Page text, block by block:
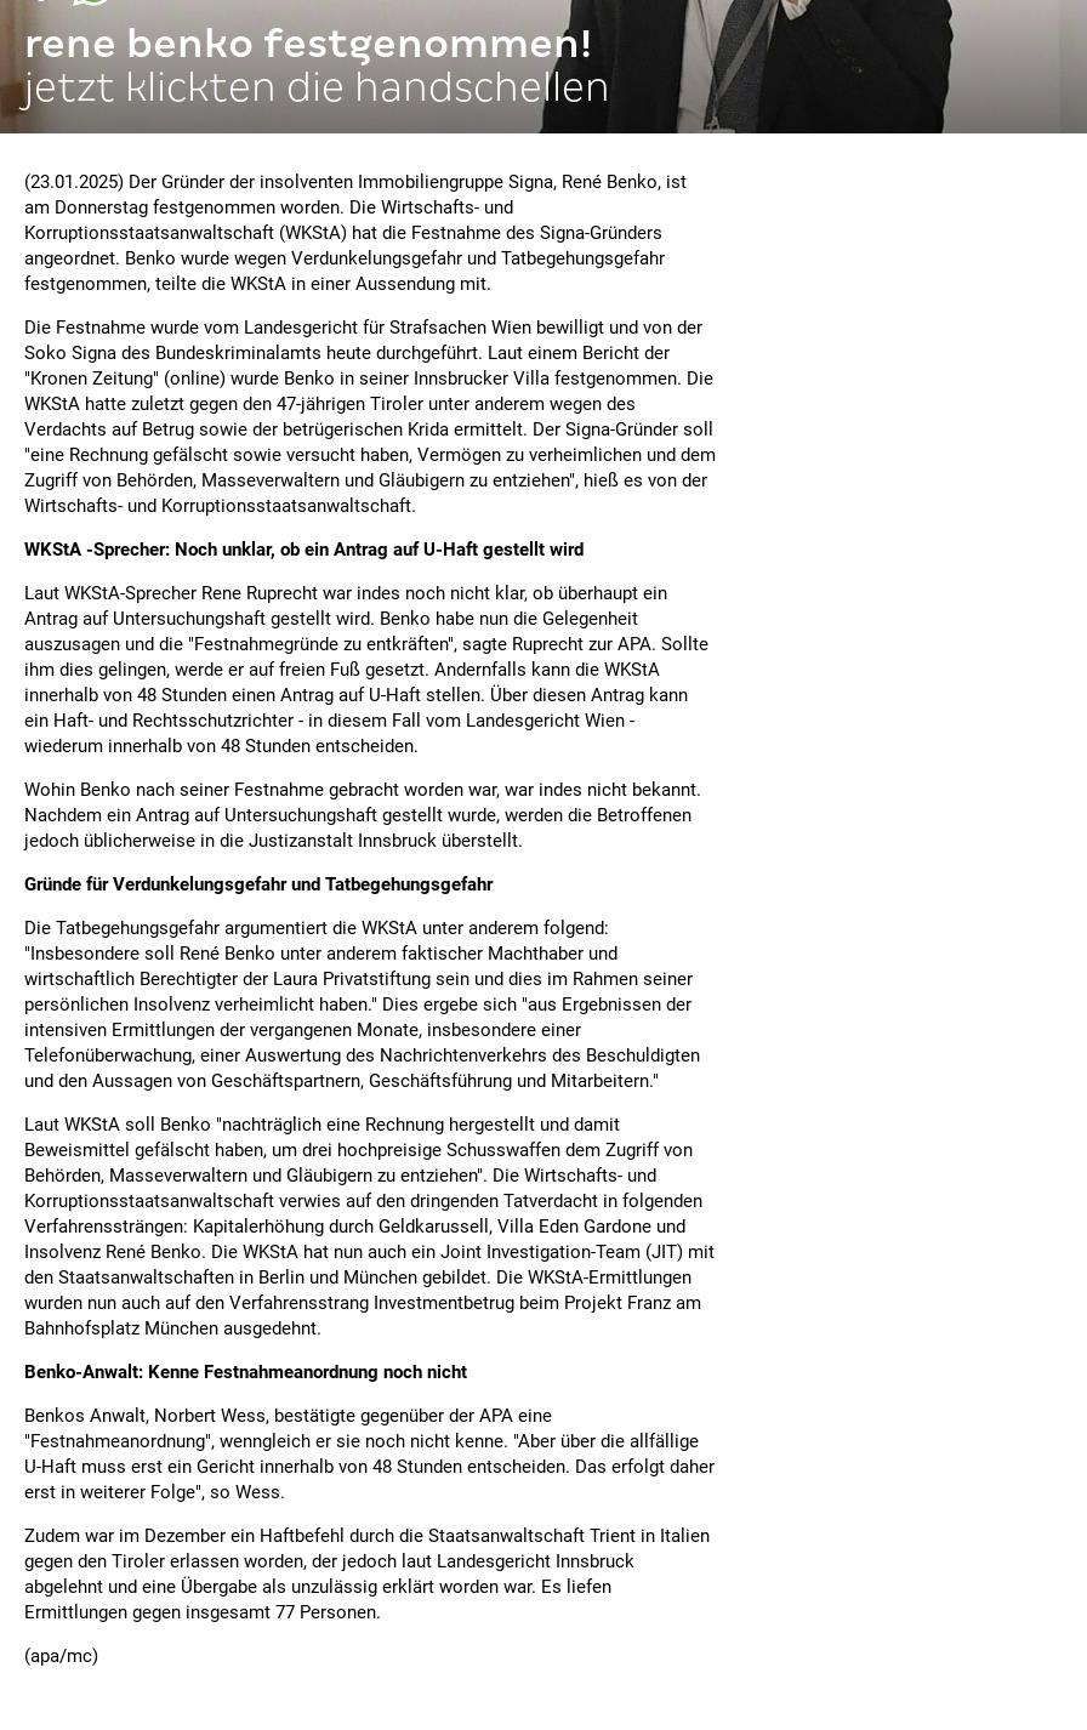
rene benko festgenommen!
jetzt klickten die handschellen
(23.01.2025) Der Gründer der insolventen Immobiliengruppe Signa, René Benko, ist
am Donnerstag festgenommen worden. Die Wirtschafts- und
Korruptionsstaatsanwaltschaft (WKStA) hat die Festnahme des Signa-Gründers
angeordnet. Benko wurde wegen Verdunkelungsgefahr und Tatbegehungsgefahr
festgenommen, teilte die WKStA in einer Aussendung mit.
Die Festnahme wurde vom Landesgericht für Strafsachen Wien bewilligt und von der
Soko Signa des Bundeskriminalamts heute durchgeführt. Laut einem Bericht der
"Kronen Zeitung" (online) wurde Benko in seiner Innsbrucker Villa festgenommen. Die
WKStA hatte zuletzt gegen den 47-jährigen Tiroler unter anderem wegen des
Verdachts auf Betrug sowie der betrügerischen Krida ermittelt. Der Signa-Gründer soll
"eine Rechnung gefälscht sowie versucht haben, Vermögen zu verheimlichen und dem
Zugriff von Behörden, Masseverwaltern und Gläubigern zu entziehen", hieß es von der
Wirtschafts- und Korruptionsstaatsanwaltschaft.
WKStA -Sprecher: Noch unklar, ob ein Antrag auf U-Haft gestellt wird
Laut WKStA-Sprecher Rene Ruprecht war indes noch nicht klar, ob überhaupt ein
Antrag auf Untersuchungshaft gestellt wird. Benko habe nun die Gelegenheit
auszusagen und die "Festnahmegründe zu entkräften", sagte Ruprecht zur APA. Sollte
ihm dies gelingen, werde er auf freien Fuß gesetzt. Andernfalls kann die WKStA
innerhalb von 48 Stunden einen Antrag auf U-Haft stellen. Über diesen Antrag kann
ein Haft- und Rechtsschutzrichter - in diesem Fall vom Landesgericht Wien -
wiederum innerhalb von 48 Stunden entscheiden.
Wohin Benko nach seiner Festnahme gebracht worden war, war indes nicht bekannt.
Nachdem ein Antrag auf Untersuchungshaft gestellt wurde, werden die Betroffenen
jedoch üblicherweise in die Justizanstalt Innsbruck überstellt.
Gründe für Verdunkelungsgefahr und Tatbegehungsgefahr
Die Tatbegehungsgefahr argumentiert die WKStA unter anderem folgend:
"Insbesondere soll René Benko unter anderem faktischer Machthaber und
wirtschaftlich Berechtigter der Laura Privatstiftung sein und dies im Rahmen seiner
persönlichen Insolvenz verheimlicht haben." Dies ergebe sich "aus Ergebnissen der
intensiven Ermittlungen der vergangenen Monate, insbesondere einer
Telefonüberwachung, einer Auswertung des Nachrichtenverkehrs des Beschuldigten
und den Aussagen von Geschäftspartnern, Geschäftsführung und Mitarbeitern."
Laut WKStA soll Benko "nachträglich eine Rechnung hergestellt und damit
Beweismittel gefälscht haben, um drei hochpreisige Schusswaffen dem Zugriff von
Behörden, Masseverwaltern und Gläubigern zu entziehen". Die Wirtschafts- und
Korruptionsstaatsanwaltschaft verwies auf den dringenden Tatverdacht in folgenden
Verfahrenssträngen: Kapitalerhöhung durch Geldkarussell, Villa Eden Gardone und
Insolvenz René Benko. Die WKStA hat nun auch ein Joint Investigation-Team (JIT) mit
den Staatsanwaltschaften in Berlin und München gebildet. Die WKStA-Ermittlungen
wurden nun auch auf den Verfahrensstrang Investmentbetrug beim Projekt Franz am
Bahnhofsplatz München ausgedehnt.
Benko-Anwalt: Kenne Festnahmeanordnung noch nicht
Benkos Anwalt, Norbert Wess, bestätigte gegenüber der APA eine
"Festnahmeanordnung", wenngleich er sie noch nicht kenne. "Aber über die allfällige
U-Haft muss erst ein Gericht innerhalb von 48 Stunden entscheiden. Das erfolgt daher
erst in weiterer Folge", so Wess.
Zudem war im Dezember ein Haftbefehl durch die Staatsanwaltschaft Trient in Italien
gegen den Tiroler erlassen worden, der jedoch laut Landesgericht Innsbruck
abgelehnt und eine Übergabe als unzulässig erklärt worden war. Es liefen
Ermittlungen gegen insgesamt 77 Personen.
(apa/mc)